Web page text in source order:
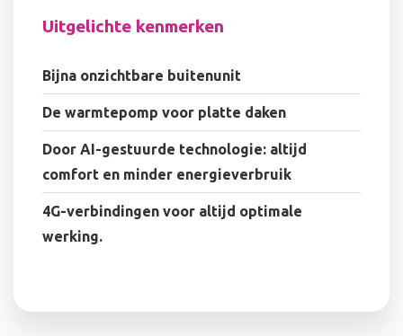
Uitgelichte kenmerken
Bijna onzichtbare buitenunit
De warmtepomp voor platte daken
Door AI-gestuurde technologie: altijd
comfort en minder energieverbruik
4G-verbindingen voor altijd optimale
werking.